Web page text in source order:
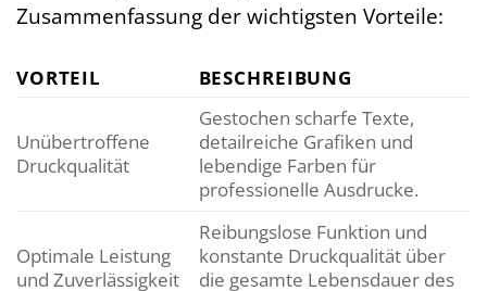
Zusammenfassung der wichtigsten Vorteile:
VORTEIL BESCHREIBUNG
Unübertroffene
Druckqualität
Gestochen scharfe Texte,
detailreiche Grafiken und
lebendige Farben für
professionelle Ausdrucke.
Optimale Leistung
und Zuverlässigkeit
Reibungslose Funktion und
konstante Druckqualität über
die gesamte Lebensdauer des